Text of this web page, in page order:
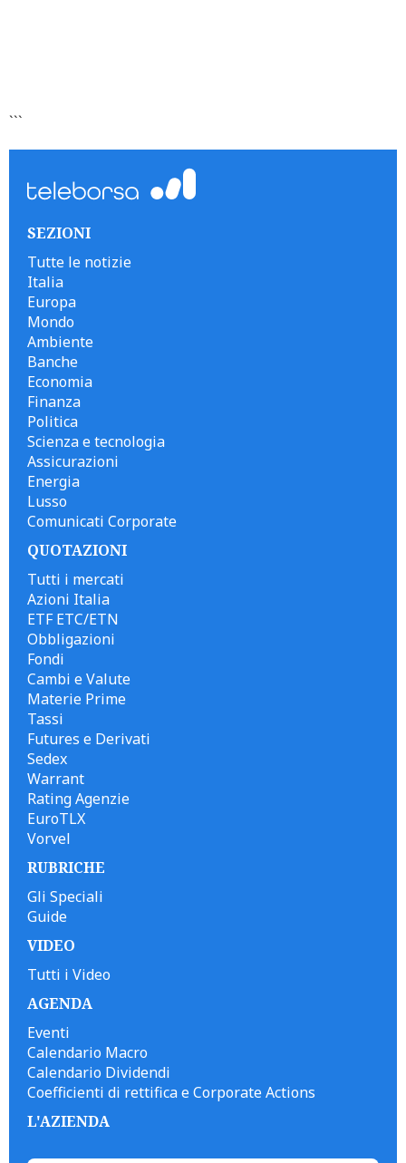
```
SEZIONI
Tutte le notizie
Italia
Europa
Mondo
Ambiente
Banche
Economia
Finanza
Politica
Scienza e tecnologia
Assicurazioni
Energia
Lusso
Comunicati Corporate
QUOTAZIONI
Tutti i mercati
Azioni Italia
ETF ETC/ETN
Obbligazioni
Fondi
Cambi e Valute
Materie Prime
Tassi
Futures e Derivati
Sedex
Warrant
Rating Agenzie
EuroTLX
Vorvel
RUBRICHE
Gli Speciali
Guide
VIDEO
Tutti i Video
AGENDA
Eventi
Calendario Macro
Calendario Dividendi
Coefficienti di rettifica e Corporate Actions
L'AZIENDA